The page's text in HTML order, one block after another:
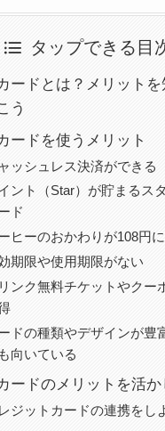
タップできる目
ードとは？メリットを
う
ードを使うメリット
ッシュレス決済ができる
ント（Star）が貯まるス
ド
ヒーのおかわりが108円
期限や使用期限がない
ンク無料チケットやクー
ドの種類やデザインが豊
向いている
ードのメリットを活
ジットカードの連携をし